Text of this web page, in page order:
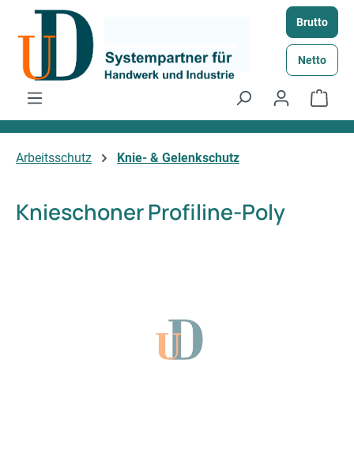
Zum Hauptinhalt springen Brutto
Netto
Arbeitsschutz Knie- & Gelenkschutz
Knieschoner Profiline-Poly